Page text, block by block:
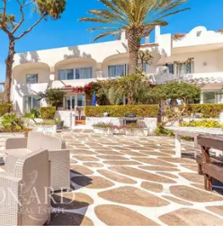
nedeniyle
.
denize bakan özel terasa
oluşan villanın mimarisi,
yansıtıyor. Her ünite,
kullanımı ve termal
sistemi ile çevreye
sunacak şekilde
gösterilen bu özen, stil ve